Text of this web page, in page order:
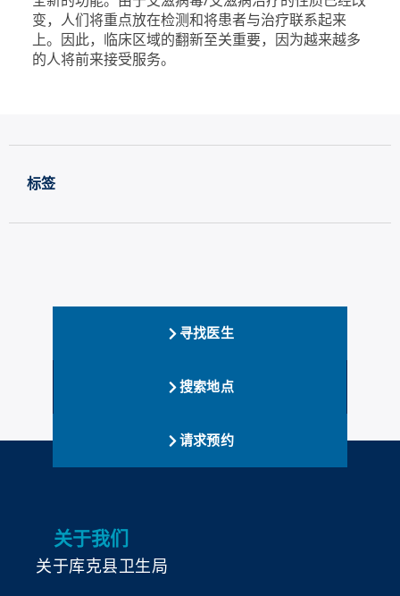
变，人们将重点放在检测和将患者与治疗联系起来
上。因此，临床区域的翻新至关重要，因为越来越多
的人将前来接受服务。
标签
寻找医生
搜索地点
请求预约
关于我们
关于库克县卫生局